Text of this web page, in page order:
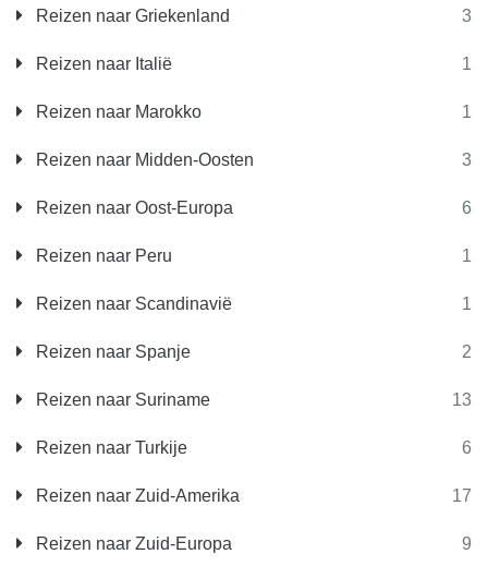
Reizen naar Griekenland 3
Reizen naar Italië 1
Reizen naar Marokko 1
Reizen naar Midden-Oosten 3
Reizen naar Oost-Europa 6
Reizen naar Peru 1
Reizen naar Scandinavië 1
Reizen naar Spanje 2
Reizen naar Suriname 13
Reizen naar Turkije 6
Reizen naar Zuid-Amerika 17
Reizen naar Zuid-Europa 9